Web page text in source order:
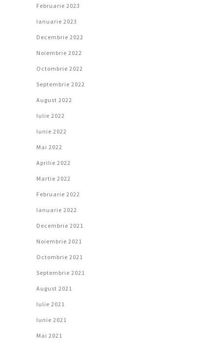
Februarie 2023
Ianuarie 2023
Decembrie 2022
Noiembrie 2022
Octombrie 2022
Septembrie 2022
August 2022
Iulie 2022
Iunie 2022
Mai 2022
Aprilie 2022
Martie 2022
Februarie 2022
Ianuarie 2022
Decembrie 2021
Noiembrie 2021
Octombrie 2021
Septembrie 2021
August 2021
Iulie 2021
Iunie 2021
Mai 2021